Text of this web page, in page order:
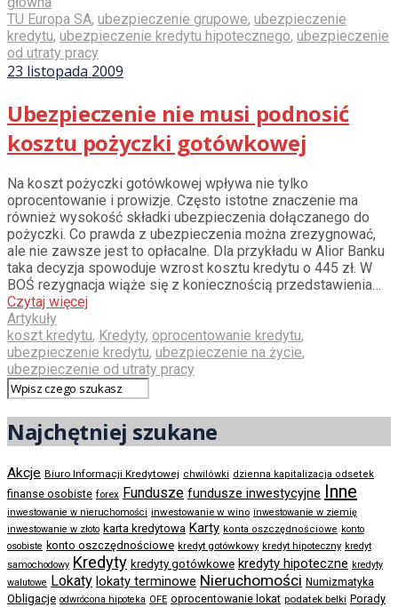
TU Europa SA, ubezpieczenie grupowe, ubezpieczenie
kredytu, ubezpieczenie kredytu hipotecznego, ubezpieczenie
od utraty pracy
23 listopada 2009
Ubezpieczenie nie musi podnosić
kosztu pożyczki gotówkowej
Na koszt pożyczki gotówkowej wpływa nie tylko
oprocentowanie i prowizje. Często istotne znaczenie ma
również wysokość składki ubezpieczenia dołączanego do
pożyczki. Co prawda z ubezpieczenia można zrezygnować,
ale nie zawsze jest to opłacalne. Dla przykładu w Alior Banku
taka decyzja spowoduje wzrost kosztu kredytu o 445 zł. W
BOŚ rezygnacja wiąże się z koniecznością przedstawienia…
Czytaj więcej
Artykuły
koszt kredytu, Kredyty, oprocentowanie kredytu,
ubezpieczenie kredytu, ubezpieczenie na życie,
ubezpieczenie od utraty pracy
Najchętniej szukane
Akcje Biuro Informacji Kredytowej chwilówki dzienna kapitalizacja odsetek
finanse osobiste forex Fundusze fundusze inwestycyjne Inne
inwestowanie w nieruchomości inwestowanie w wino inwestowanie w ziemię
inwestowanie w złoto karta kredytowa Karty konta oszczędnościowe konto
osobiste konto oszczędnościowe kredyt gotówkowy kredyt hipoteczny kredyt
samochodowy Kredyty kredyty gotówkowe kredyty hipoteczne kredyty
walutowe Lokaty lokaty terminowe Nieruchomości Numizmatyka
Obligacje odwrócona hipoteka OFE oprocentowanie lokat podatek belki Porady